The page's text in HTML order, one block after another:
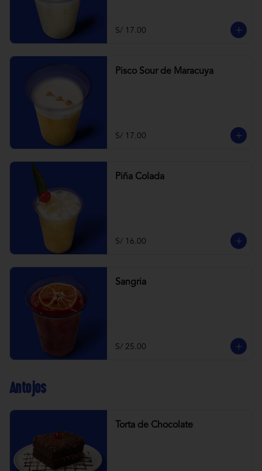
S/ 17.00
Pisco Sour de Maracuya
S/ 17.00
Piña Colada
S/ 16.00
Sangria
S/ 25.00
Antojos
Torta de Chocolate